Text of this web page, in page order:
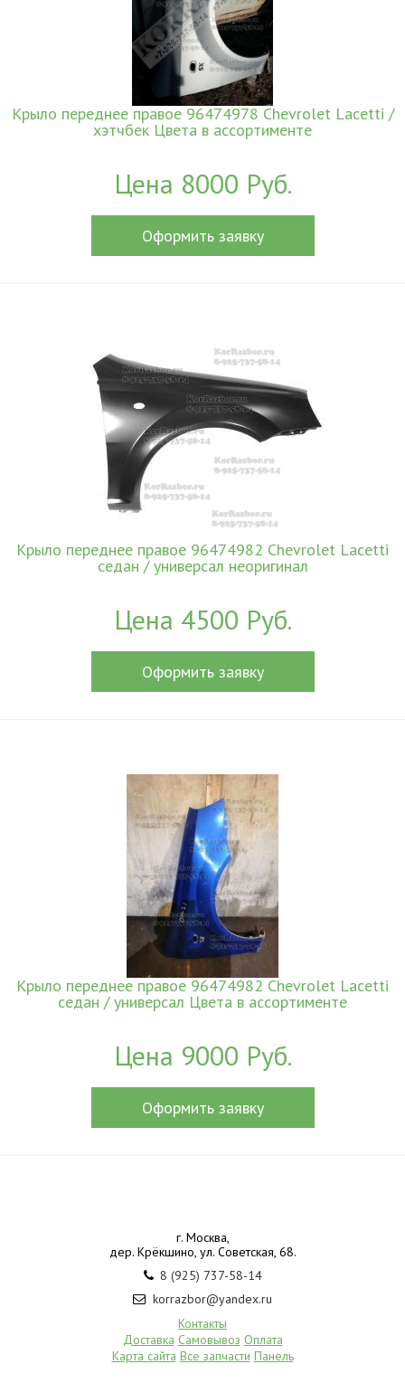
Крыло переднее правое 96474978 Chevrolet Lacetti /
хэтчбек Цвета в ассортименте
Цена 8000 Руб.
Оформить заявку
Крыло переднее правое 96474982 Chevrolet Lacetti
седан / универсал неоригинал
Цена 4500 Руб.
Оформить заявку
Крыло переднее правое 96474982 Chevrolet Lacetti
седан / универсал Цвета в ассортименте
Цена 9000 Руб.
Оформить заявку
г. Москва,
дер. Крёкшино, ул. Советская, 68.
8 (925) 737-58-14
korrazbor@yandex.ru
Контакты
Доставка Самовывоз Оплата
Карта сайта Все запчасти Панель